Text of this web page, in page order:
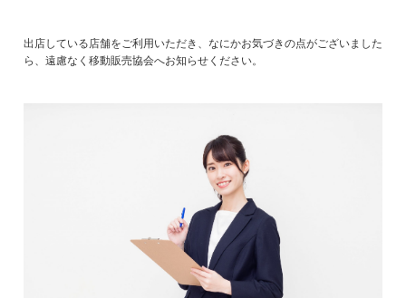
出店している店舗をご利用いただき、なにかお気づきの点がございました
ら、遠慮なく移動販売協会へお知らせください。